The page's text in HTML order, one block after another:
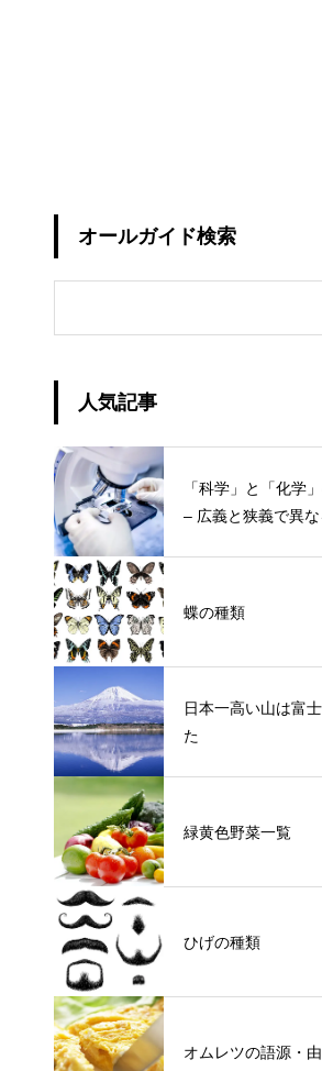
オールガイド検索
人気記事
「科学」と「化学
– 広義と狭義で異
蝶の種類
日本一高い山は富
た
緑黄色野菜一覧
ひげの種類
オムレツの語源・